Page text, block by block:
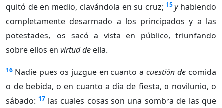
quitó de en medio, clavándola en su cruz; 15 yhabiendo
completamente desarmado a los principados y a las
potestades, los sacó a vista en público, triunfando
sobre ellos en virtud de ella.
16 Nadie pues os juzgue en cuanto acuestión de comida
o de bebida, o en cuanto a día de fiesta, o novilunio, o
sábado: 17 las cuales cosas son una sombra de las que